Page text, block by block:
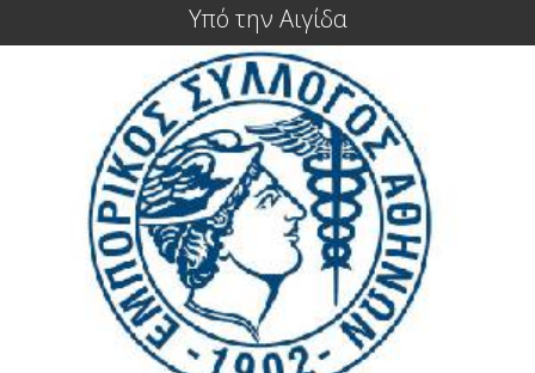
Υπό την Αιγίδα